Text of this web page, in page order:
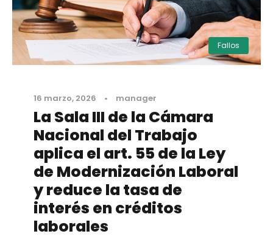
Fallos
16 marzo, 2026 • manager
La Sala III de la Cámara
Nacional del Trabajo
aplica el art. 55 de la Ley
de Modernización Laboral
y reduce la tasa de
interés en créditos
laborales